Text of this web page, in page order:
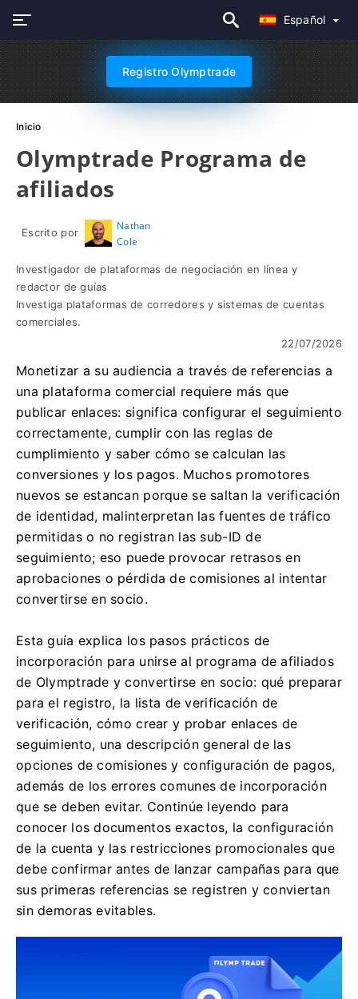
Español
Registro Olymptrade
Inicio
Olymptrade Programa de
afiliados
Escrito por
Nathan
Cole
Investigador de plataformas de negociación en línea y
redactor de guías
Investiga plataformas de corredores y sistemas de cuentas
comerciales.
22/07/2026
Monetizar a su audiencia a través de referencias a
una plataforma comercial requiere más que
publicar enlaces: significa configurar el seguimiento
correctamente, cumplir con las reglas de
cumplimiento y saber cómo se calculan las
conversiones y los pagos. Muchos promotores
nuevos se estancan porque se saltan la verificación
de identidad, malinterpretan las fuentes de tráfico
permitidas o no registran las sub-ID de
seguimiento; eso puede provocar retrasos en
aprobaciones o pérdida de comisiones al intentar
convertirse en socio.
Esta guía explica los pasos prácticos de
incorporación para unirse al programa de afiliados
de Olymptrade y convertirse en socio: qué preparar
para el registro, la lista de verificación de
verificación, cómo crear y probar enlaces de
seguimiento, una descripción general de las
opciones de comisiones y configuración de pagos,
además de los errores comunes de incorporación
que se deben evitar. Continúe leyendo para
conocer los documentos exactos, la configuración
de la cuenta y las restricciones promocionales que
debe confirmar antes de lanzar campañas para que
sus primeras referencias se registren y conviertan
sin demoras evitables.